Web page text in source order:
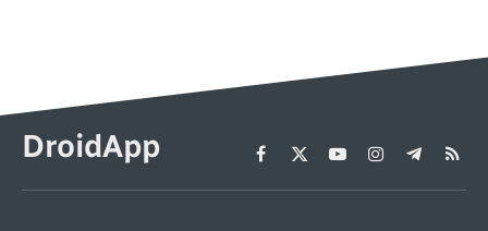
DroidApp Facebook
X
(Twitter)
YouTubeInstagram
Telegram
RSS